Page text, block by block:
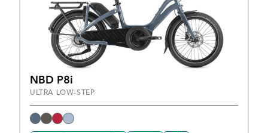
NBD P8i
ULTRA LOW-STEP